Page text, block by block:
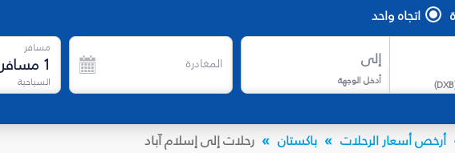
اتجاه واحد
DXB
)
إلى
أدخل الوجهة
المغادرة
مسافر
1 مسافر
السياحية
أرخص أسعار الرحلات باكستان رحلات إلى إسلام آباد